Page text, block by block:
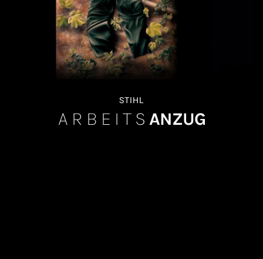
STIHL
ARBEITS ANZUG